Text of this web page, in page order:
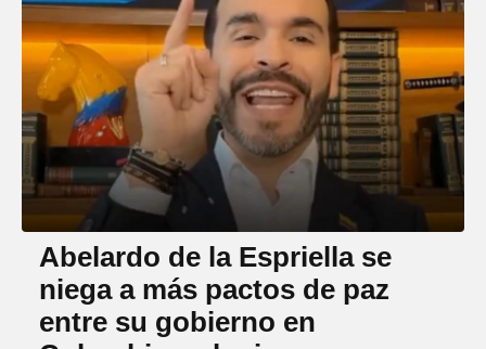
Abelardo de la Espriella se
niega a más pactos de paz
entre su gobierno en